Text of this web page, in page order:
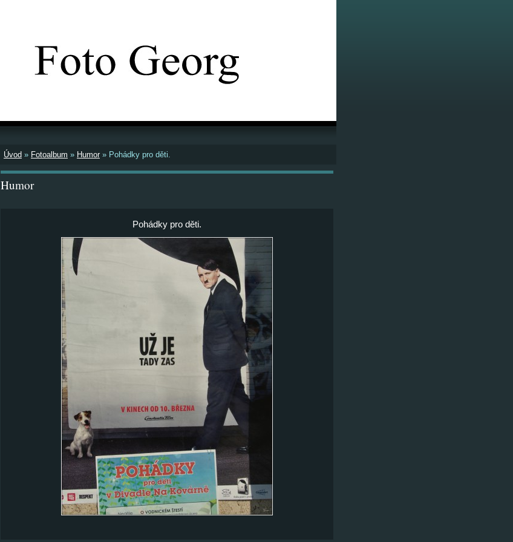
Úvod » Fotoalbum » Humor » Pohádky pro děti.
Humor
Pohádky pro děti.